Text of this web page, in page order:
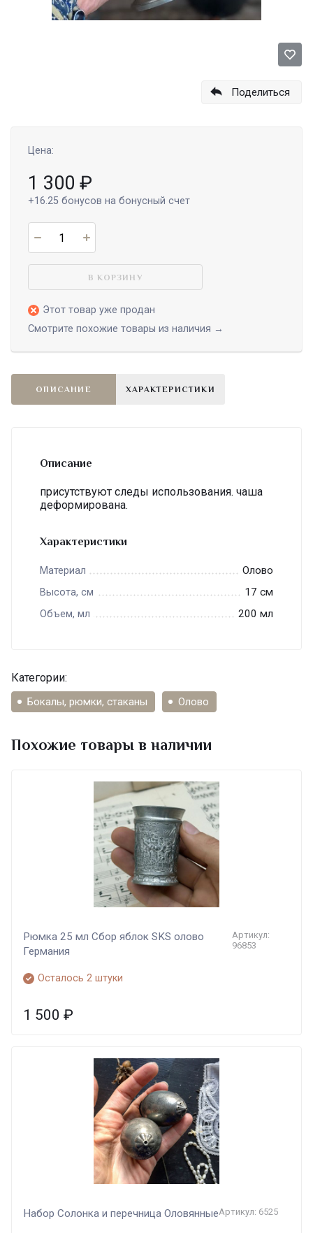
Поделиться
Цена:
1 300 ₽
+16.25 бонусов на бонусный счет
В КОРЗИНУ
Этот товар уже продан
Смотрите похожие товары из наличия →
ОПИСАНИЕ ХАРАКТЕРИСТИКИ
Описание
присутствуют следы использования. чаша
деформирована.
Характеристики
Материал Олово
Высота, см 17 см
Объем, мл 200 мл
Категории:
Бокалы, рюмки, стаканы Олово
Похожие товары в наличии
Рюмка 25 мл Сбор яблок SKS олово
Германия
Артикул:
96853
Осталось 2 штуки
1 500 ₽
Набор Солонка и перечница ОловянныеАртикул: 6525